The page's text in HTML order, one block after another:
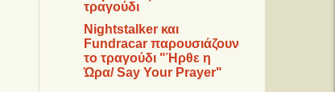
Nightstalker και
Fundracar παρουσιάζουν
το τραγούδι "Ήρθε η
Ώρα/ Say Your Prayer"